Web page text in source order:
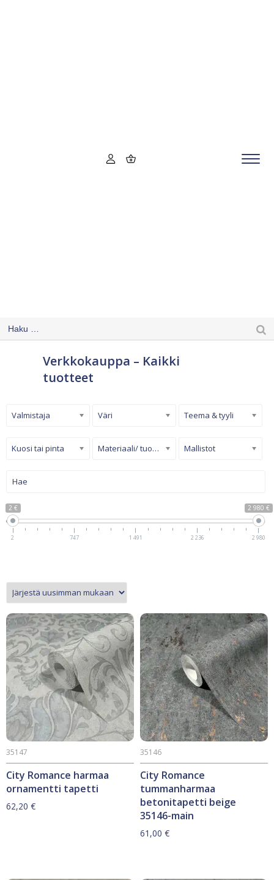
Verkkokauppa – Kaikki
tuotteet
2 € 2 980 €
2 747 1 491 2 236 2 980
Valmistaja Väri Teema & tyyli
Kuosi tai pinta Materiaali/ tuotetyyppi Mallistot
City Romance harmaa
ornamentti tapetti
35147
62,20 €
City Romance
tummanharmaa
betonitapetti beige
35146-main
35146
61,00 €